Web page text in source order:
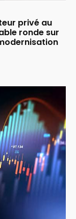
privé au
ronde sur